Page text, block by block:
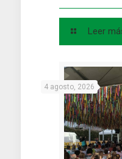
Leer
4 agosto, 2026